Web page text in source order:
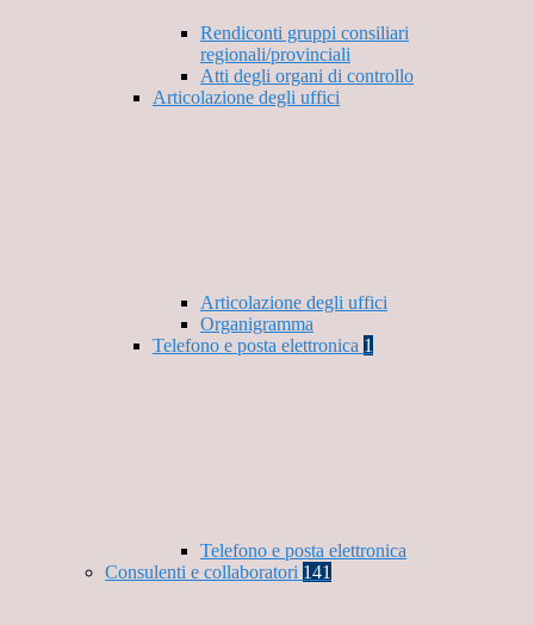
Rendiconti gruppi consiliari
regionali/provinciali
Atti degli organi di controllo
Articolazione degli uffici
Articolazione degli uffici
Organigramma
Telefono e posta elettronica 1
Telefono e posta elettronica
Consulenti e collaboratori 141